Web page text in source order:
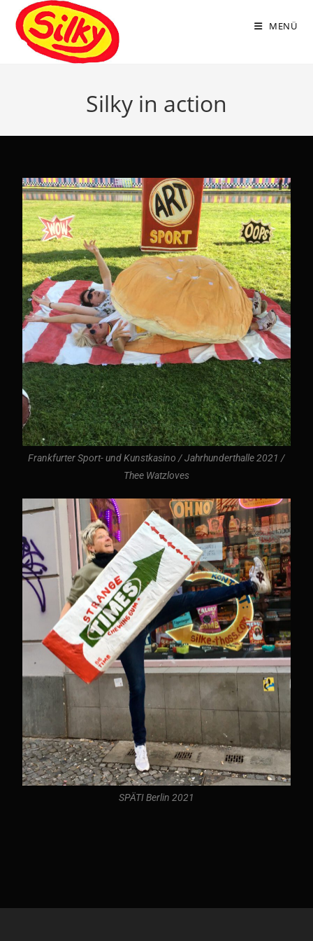
MENÜ
Silky in action
Frankfurter Sport- und Kunstkasino / Jahrhunderthalle 2021 /
Thee Watzloves
SPÄTI Berlin 2021